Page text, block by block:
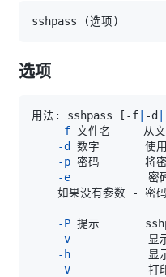
sshpass (选项)
选项
用法: sshpass [ -f -d
-f
-d
-p
-e
密
-P
-v
-h
-V